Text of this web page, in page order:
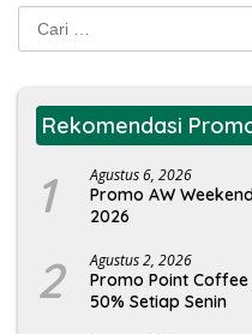
Cari
untuk:
Rekomendasi
1 Agustus 6, 2026
Promo AW
2026
2 Agustus 2, 2026
Promo Point
50% Setiap Senin